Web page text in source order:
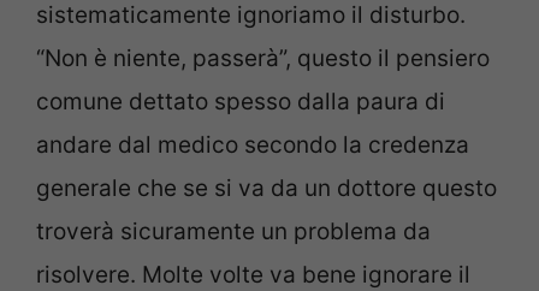
sistematicamente ignoriamo il disturbo.
“Non è niente, passerà”, questo il pensiero
comune dettato spesso dalla paura di
andare dal medico secondo la credenza
generale che se si va da un dottore questo
troverà sicuramente un problema da
risolvere. Molte volte va bene ignorare il